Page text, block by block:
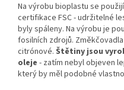
Na výrobu bioplastu se použijí
certifikace FSC - udržitelné
byly spáleny. Na výrobu je
fosilních zdrojů.
citrónové. Štětiny jsou
oleje - zatím nebyl objeven
který by měl podobné